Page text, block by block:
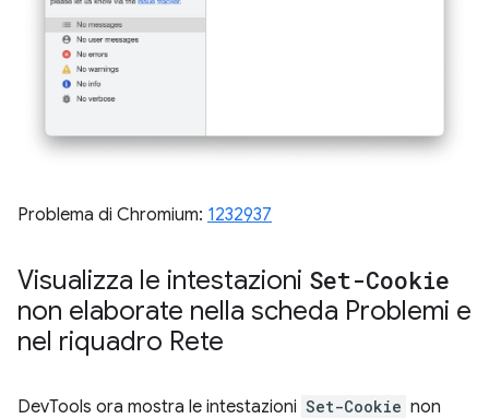
Problema di Chromium: 1232937
Visualizza le intestazioni Set-Cookie
non elaborate nella scheda Problemi e
nel riquadro Rete
DevTools ora mostra le intestazioni Set-Cookie non